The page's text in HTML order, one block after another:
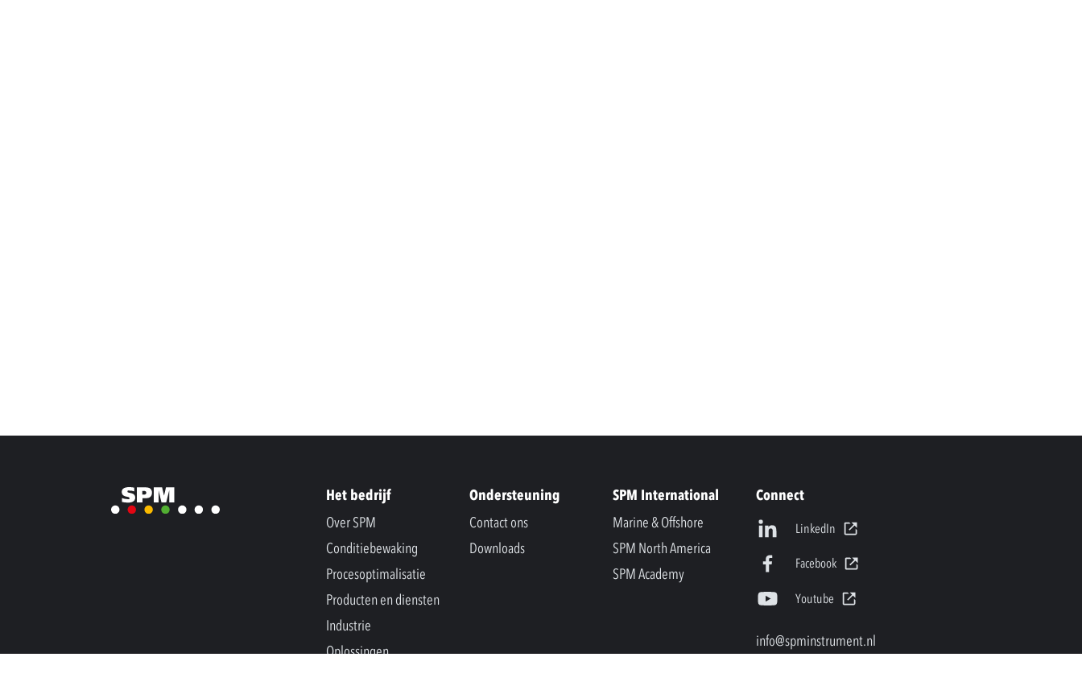
Het bedrijf
Over SPM
Conditiebewaking
Procesoptimalisatie
Producten en diensten
Industrie
Oplossingen
Ondersteuning
Contact ons
Downloads
SPM International
Marine & Offshore
SPM North America
SPM Academy
Connect
LinkedIn
Facebook
Youtube
info@spminstrument.nl